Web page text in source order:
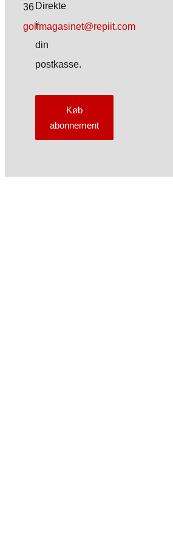
36
golfmagasinet@repiit.com
Direkte
i
din
postkasse.
Køb
abonnement